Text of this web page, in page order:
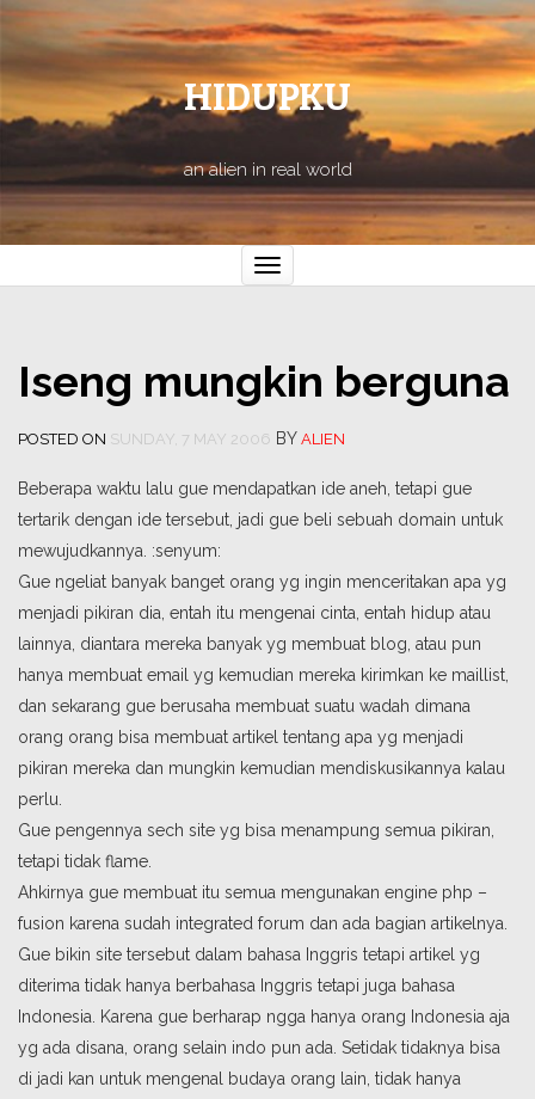
HIDUPKU
an alien in real world
Toggle
navigation
Iseng mungkin berguna
POSTED ON SUNDAY, 7 MAY 2006 BY ALIEN
Beberapa waktu lalu gue mendapatkan ide aneh, tetapi gue
tertarik dengan ide tersebut, jadi gue beli sebuah domain untuk
mewujudkannya. :senyum:
Gue ngeliat banyak banget orang yg ingin menceritakan apa yg
menjadi pikiran dia, entah itu mengenai cinta, entah hidup atau
lainnya, diantara mereka banyak yg membuat blog, atau pun
hanya membuat email yg kemudian mereka kirimkan ke maillist,
dan sekarang gue berusaha membuat suatu wadah dimana
orang orang bisa membuat artikel tentang apa yg menjadi
pikiran mereka dan mungkin kemudian mendiskusikannya kalau
perlu.
Gue pengennya sech site yg bisa menampung semua pikiran,
tetapi tidak flame.
Ahkirnya gue membuat itu semua mengunakan engine php –
fusion karena sudah integrated forum dan ada bagian artikelnya.
Gue bikin site tersebut dalam bahasa Inggris tetapi artikel yg
diterima tidak hanya berbahasa Inggris tetapi juga bahasa
Indonesia. Karena gue berharap ngga hanya orang Indonesia aja
yg ada disana, orang selain indo pun ada. Setidak tidaknya bisa
di jadi kan untuk mengenal budaya orang lain, tidak hanya